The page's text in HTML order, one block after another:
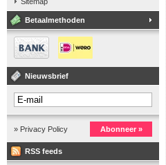
Betaalmethoden
Nieuwsbrief
» Privacy Policy Abonneer »
RSS feeds